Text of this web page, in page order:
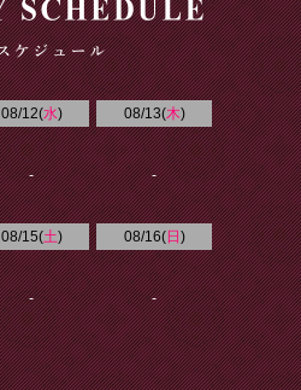
08/12(水)
-
08/13(木)
-
08/15(土)
-
08/16(日 )
-